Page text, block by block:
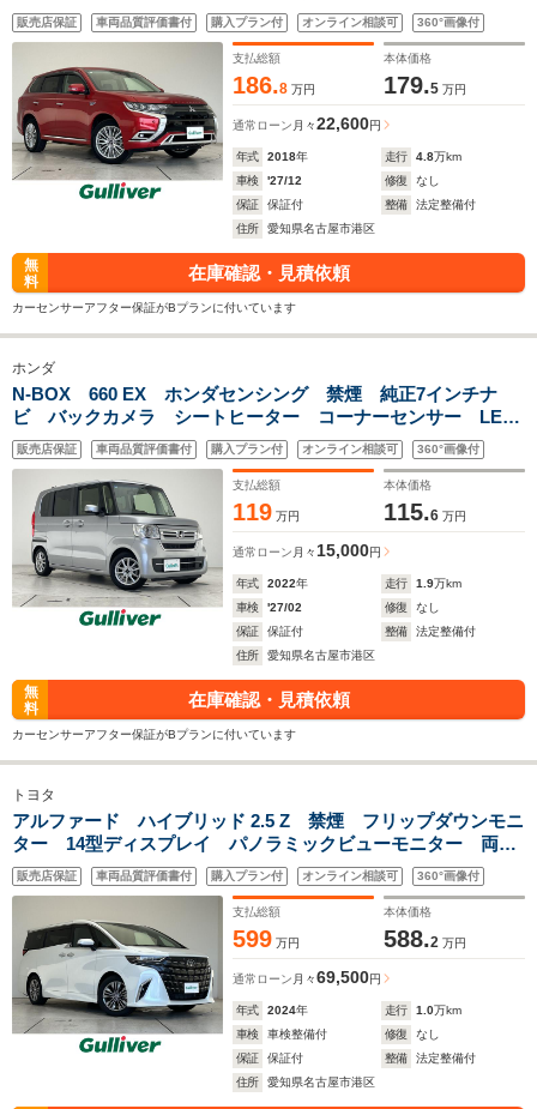
BSM パワーバックドア LED オートマチックハイビーム
純正18インチAW レーダークルーズ 充電ケーブルあり 禁
販売店保証 車両品質評価書付 購入プラン付 オンライン相談可 360°画像付
支払総額
186.8 万円
本体価格
179.5 万円
通常ローン 月々22,600円
年式 2018年 走行 4.8万km
車検
'27/12 修復
なし
保証
保証付 整備
法定整備付
住所
愛知県名古屋市港区
無
料
在庫確認・見積依頼
カーセンサーアフター保証がBプランに付いています
ホンダ
N-BOX 660 EX ホンダセンシング 禁煙 純正7インチナ
ビ バックカメラ シートヒーター コーナーセンサー LED
ヘッドライト レーダークルーズ パワースライド フルセグ
TV ETC ドラレコ プッシュスタート
販売店保証 車両品質評価書付 購入プラン付 オンライン相談可 360°画像付
支払総額
119 万円
本体価格
115.6 万円
通常ローン 月々 15,000円
年式 2022年 走行 1.9万km
車検
'27/02 修復
なし
保証
保証付 整備
法定整備付
住所
愛知県名古屋市港区
無
料
在庫確認・見積依頼
カーセンサーアフター保証がBプランに付いています
トヨタ
アルファード ハイブリッド 2.5 Z 禁煙 フリップダウンモニ
ター 14型ディスプレイ パノラミックビューモニター 両側
パワースライド トヨタチームメイト TSS ワイヤレス充
電 シートヒーター デジタルインナーミラー AC100V BSM
販売店保証 車両品質評価書付 購入プラン付 オンライン相談可 360°画像付
支払総額
599 万円
本体価格
588.2 万円
通常ローン 月々69,500円
年式 2024年 走行 1.0万km
車検
車検整備付 修復
なし
保証
保証付 整備
法定整備付
住所
愛知県名古屋市港区